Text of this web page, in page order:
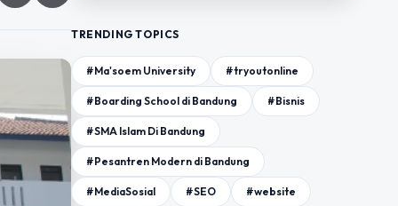
TRENDING TOPICS
#Ma'soem University #tryoutonline
#Boarding School di Bandung #Bisnis
#SMA Islam Di Bandung
#Pesantren Modern di Bandung
#MediaSosial #SEO #website